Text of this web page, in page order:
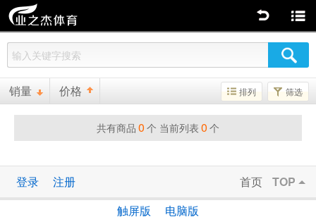
销量 价格 排列 筛选
共有商品 0 个 当前列表 0 个
登录 注册 首页
TOP
触屏版
电脑版